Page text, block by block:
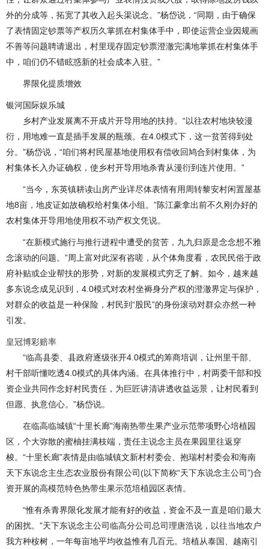
外的分成等，拓宽了其收入起头渠说念。”杨岱说，“同期，由于确保
了表情固定钞票等产权历久掌抓在村集体手中，即使运营企业因规画
不善等问题聘请退出，村里现存固定钞票澄澈完满地掌抓在村集体手
中，咱们仍不错眩惑新的社会成本入驻。”
界限化提质增效
银河国际娱乐城
乡村产业发展离不开成片开导用地的扶持。“以往农村地块较漫
衍，用地难一直是插手发展的瓶颈。在4.0模式下，这一贫苦得到处
分。”杨岱说，“咱们将村民屋基地使用权有偿收回鸠合到村集体，为
村集体长入办证确权，使乡村开导用地杀青从漫衍到连片使用。”
“当今，东英镇耕读山房产业详尽体表情有用周转黎安村闲置屋基
地8亩，地皮证如故确权给村集体小组。”陈江豪拿出前不久刚办好的
农村集体开导用地使用权不动产权文凭说。
“在新模式施行与推行进程中遭受的贫苦，九九归原是念念想不雅
念滚动的问题。”周上富对此深有咨嗟，从个体角度看，农民民俗于政
府补贴或企业帮扶的形势，对新的发展模式穷乏了解。如今，越来越
多东说念成见识到，4.0模式对农村坐褥身分产权的澄澈界定与保护，
对群众的收益是一种保险，村民到“股民”的身份滚动对群众亦然一种
引发。
皇冠博彩赔率
“临高县委、县政府逐级张开4.0模式的筹商培训，让州里干部、
村干部听懂吃透4.0模式的具体内涵。在具体推行中，村两委干部和投
资企业共同作念好村民责任，为巨匠讲清讲透收益远景，让村民看到
但愿、执意信心。”杨岱说。
在临高临城镇“十里长廊”海南热带生果产业示范带项野心培植园
区，个大弥散的蜜柚挂满枝端，责任主说念主员在果园里往返穿
梭。“十里长廊”表情是由临城镇文新村村委会、抱瑞村村委会和海南
天下东说念主生态农业股份有限公司(以下简称“天下东说念主公司”)合
资开展的高模范特色热带生果示范培植园区表情。
“惟有杀青界限化发展才能有好的收益，资金不及一直是咱们最大
的困扰。”天下东说念主公司临高分公司总司理唐浩说，以往当地农户
我方种桉树，一年每亩地平均收益惟有几百元。培植从泰国、越南引